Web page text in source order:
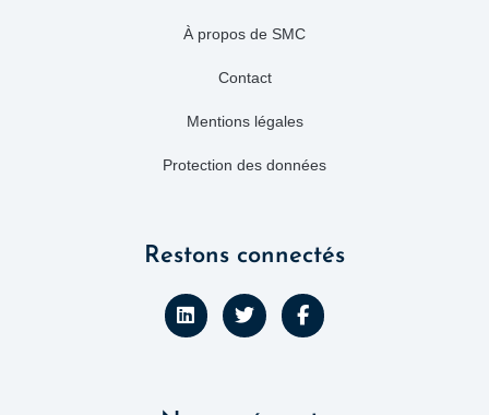
À propos de SMC
Contact
Mentions légales
Protection des données
Restons connectés
L
i
n
T
w
i
F
a
c